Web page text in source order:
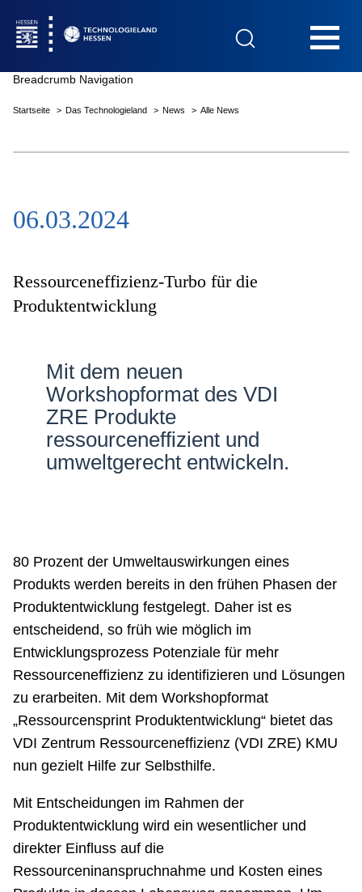
Das Technologieland
Innovationsfelder
Netzwerke
Breadcrumb Navigation
Startseite Das Technologieland News Alle News
06.03.2024
Ressourceneffizienz-Turbo für die
Produktentwicklung
Mit dem neuen
Workshopformat des VDI
ZRE Produkte
ressourceneffizient und
umweltgerecht entwickeln.
80 Prozent der Umweltauswirkungen eines
Produkts werden bereits in den frühen Phasen der
Produktentwicklung festgelegt. Daher ist es
entscheidend, so früh wie möglich im
Entwicklungsprozess Potenziale für mehr
Ressourceneffizienz zu identifizieren und Lösungen
zu erarbeiten. Mit dem Workshopformat
„Ressourcensprint Produktentwicklung“ bietet das
VDI Zentrum Ressourceneffizienz (VDI ZRE) KMU
nun gezielt Hilfe zur Selbsthilfe.
Mit Entscheidungen im Rahmen der
Produktentwicklung wird ein wesentlicher und
direkter Einfluss auf die
Ressourceninanspruchnahme und Kosten eines